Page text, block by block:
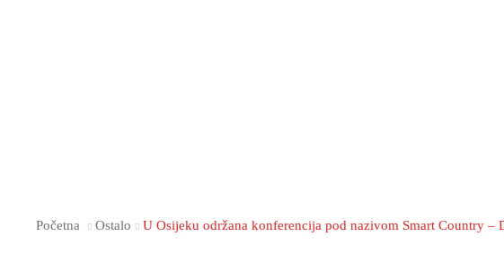
Početna Ostalo U Osijeku održana konferencija pod nazivom Smart Country